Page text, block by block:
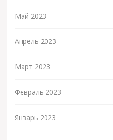
Май 2023
Апрель 2023
Март 2023
Февраль 2023
Январь 2023